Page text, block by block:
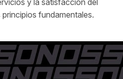
y la satisfacción del
fundamentales.